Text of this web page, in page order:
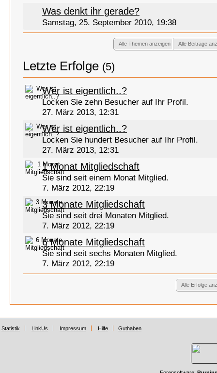
Was denkt ihr gerade?
Samstag, 25. September 2010, 19:38
Alle Beiträge
Alle Themen anzeigen
Letzte Erfolge (5)
Wer ist eigentlich..?
Locken Sie zehn Besucher auf Ihr Profil.
27. März 2013, 12:31
Wer ist eigentlich..?
Locken Sie hundert Besucher auf Ihr Profil.
27. März 2013, 12:31
1 Monat Mitgliedschaft
Sie sind seit einem Monat Mitglied.
7. März 2012, 22:19
3 Monate Mitgliedschaft
Sie sind seit drei Monaten Mitglied.
7. März 2012, 22:19
6 Monate Mitgliedschaft
Sie sind seit sechs Monaten Mitglied.
7. März 2012, 22:19
Alle Erfolge
Statistik LinkUs Impressum Hilfe Guthaben